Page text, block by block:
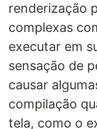
renderização
complexas
executar em
sensação de
causar
compilação
tela, como o